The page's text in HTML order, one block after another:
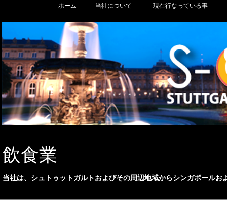
ホーム 当社について 現在行なっている事
飲食業
当社は、シュトゥットガルトおよびその周辺地域からシンガポール